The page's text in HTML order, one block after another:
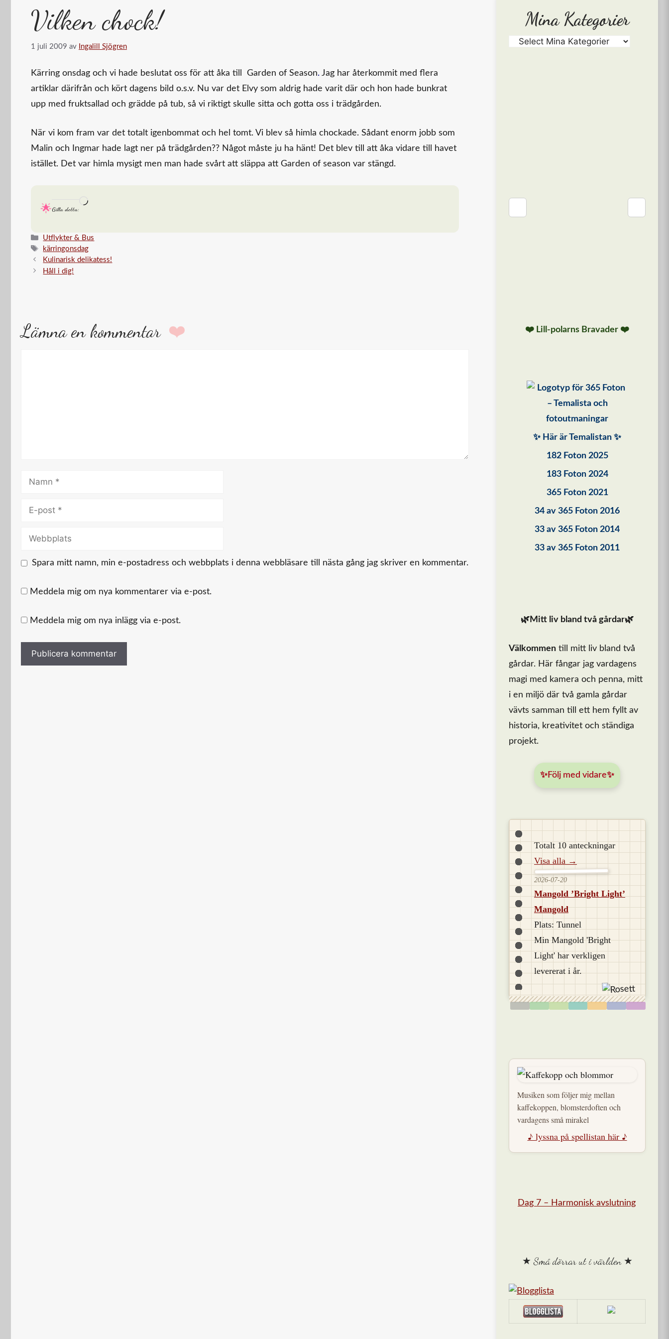
Vilken chock!
1 juli 2009 av Ingalill Sjögren
Kärring onsdag och vi hade beslutat oss för att åka till Garden of Season. Jag har återkommit med flera
artiklar därifrån och kört dagens bild o.s.v. Nu var det Elvy som aldrig hade varit där och hon hade bunkrat
upp med fruktsallad och grädde på tub, så vi riktigt skulle sitta och gotta oss i trädgården.
När vi kom fram var det totalt igenbommat och hel tomt. Vi blev så himla chockade. Sådant enorm jobb som
Malin och Ingmar hade lagt ner på trädgården?? Något måste ju ha hänt! Det blev till att åka vidare till havet
istället. Det var himla mysigt men man hade svårt att släppa att Garden of season var stängd.
Gilla detta:
Laddar
Kategorier
Utflykter & Bus
Etiketter
kärringonsdag
Kulinarisk delikatess!
Håll i dig!
Lämna en kommentar
Namn
Webbplats
Spara mitt namn, min e-postadress och webbplats i denna webbläsare till nästa gång jag skriver en kommentar.
Meddela mig om nya kommentarer via e-post.
Meddela mig om nya inlägg via e-post.
Mina Kategorier
❤️ Lill-polarns Bravader ❤️
✨ Här är Temalistan ✨
182 Foton 2025
183 Foton 2024
365 Foton 2021
34 av 365 Foton 2016
33 av 365 Foton 2014
33 av 365 Foton 2011
🌿Mitt liv bland två gårdar🌿
Välkommen till mitt liv bland två
gårdar. Här fångar jag vardagens
magi med kamera och penna, mitt
i en miljö där två gamla gårdar
vävts samman till ett hem fyllt av
historia, kreativitet och ständiga
projekt.
✨Följ med vidare✨
Totalt 10 anteckningar
Visa alla →
2026-07-20
Mangold ’Bright Light’
Mangold
Plats: Tunnel
Min Mangold 'Bright
Light' har verkligen
levererat i år.
Musiken som följer mig mellan
kaffekoppen, blomsterdoften och
vardagens små mirakel
♪ lyssna på spellistan här ♪
Dag 7 – Harmonisk avslutning
★ Små dörrar ut i världen ★